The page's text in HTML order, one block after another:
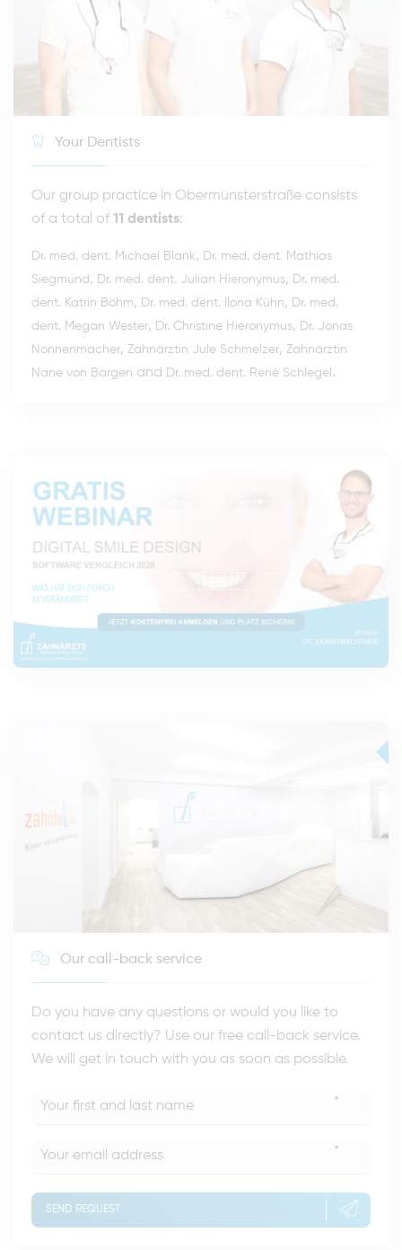
Your Dentists
Our group practice in Obermünsterstraße consists
of a total of 11 dentists:
Dr. med. dent. Michael Blank, Dr. med. dent. Mathias
Siegmund , Dr. med. dent. Julian Hieronymus, Dr. med.
dent. Katrin Böhm, Dr. med. dent. Ilona Kühn, Dr. med.
dent. Megan Wester, Dr. Christine Hieronymus, Dr. Jonas
Nonnenmacher, Zahnärztin Jule Schmelzer, Zahnärztin
Nane von Bargen and Dr. med. dent. René Schlegel .
Our call-back service
Do you have any questions or would you like to
contact us directly? Use our free call-back service.
We will get in touch with you as soon as possible.
*
*
SEND REQUEST